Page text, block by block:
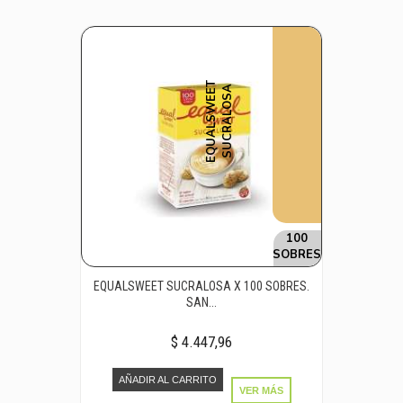
E
Q
U
A
L
S
W
E
E
T
S
U
C
R
A
L
O
SA
100
SOBRES
EQUALSWEET SUCRALOSA X 100 SOBRES.
SAN...
$ 4.447,96
AÑADIR AL CARRITO
VER MÁS